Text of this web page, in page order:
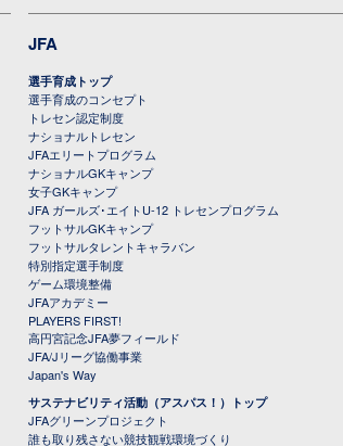
JFA
選手育成トップ
選手育成のコンセプト
トレセン認定制度
ナショナルトレセン
JFAエリートプログラム
ナショナルGKキャンプ
女子GKキャンプ
JFA ガールズ･エイトU-12 トレセンプログラム
フットサルGKキャンプ
フットサルタレントキャラバン
特別指定選手制度
ゲーム環境整備
JFAアカデミー
PLAYERS FIRST!
高円宮記念JFA夢フィールド
JFA/Jリーグ協働事業
Japan's Way
サステナビリティ活動（アスパス！）トップ
JFAグリーンプロジェクト
誰も取り残さない競技観戦環境づくり